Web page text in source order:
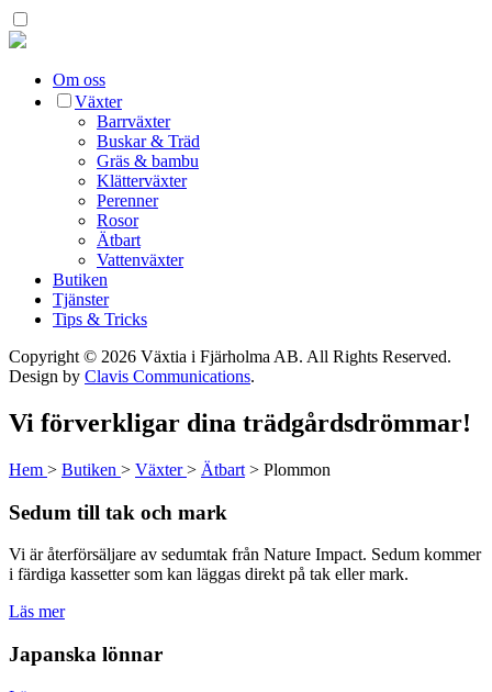
Om oss
Växter
Barrväxter
Buskar & Träd
Gräs & bambu
Klätterväxter
Perenner
Rosor
Ätbart
Vattenväxter
Butiken
Tjänster
Tips & Tricks
Copyright © 2026 Växtia i Fjärholma AB. All Rights Reserved.
Design by Clavis Communications.
Vi förverkligar dina trädgårdsdrömmar!
Hem > Butiken > Växter > Ätbart > Plommon
Sedum till tak och mark
Vi är återförsäljare av sedumtak från Nature Impact. Sedum kommer
i färdiga kassetter som kan läggas direkt på tak eller mark.
Läs mer
Japanska lönnar